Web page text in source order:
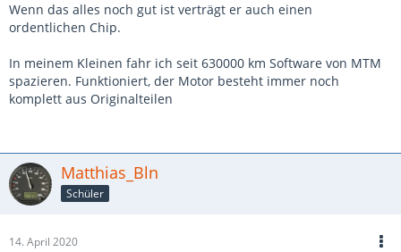
Wenn das alles noch gut ist verträgt er auch einen
ordentlichen Chip.
In meinem Kleinen fahr ich seit 630000 km Software von MTM
spazieren. Funktioniert, der Motor besteht immer noch
komplett aus Originalteilen
Matthias_Bln
Schüler
14. April 2020